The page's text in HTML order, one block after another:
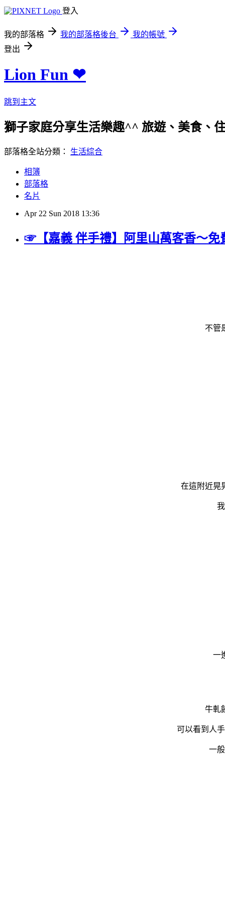
登入
我的部落格 我的部落格後台
我的帳號
登出
Lion Fun ❤
跳到主文
獅子家庭分享生活樂趣^^ 旅遊、美食、
部落格全站分類： 生活綜合
相簿
部落格
名片
Apr 22 Sun 2018 13:36
☞【嘉義 伴手禮】阿里山萬客香～免
不管
在這附近晃
一
牛軋
可以看到人
一